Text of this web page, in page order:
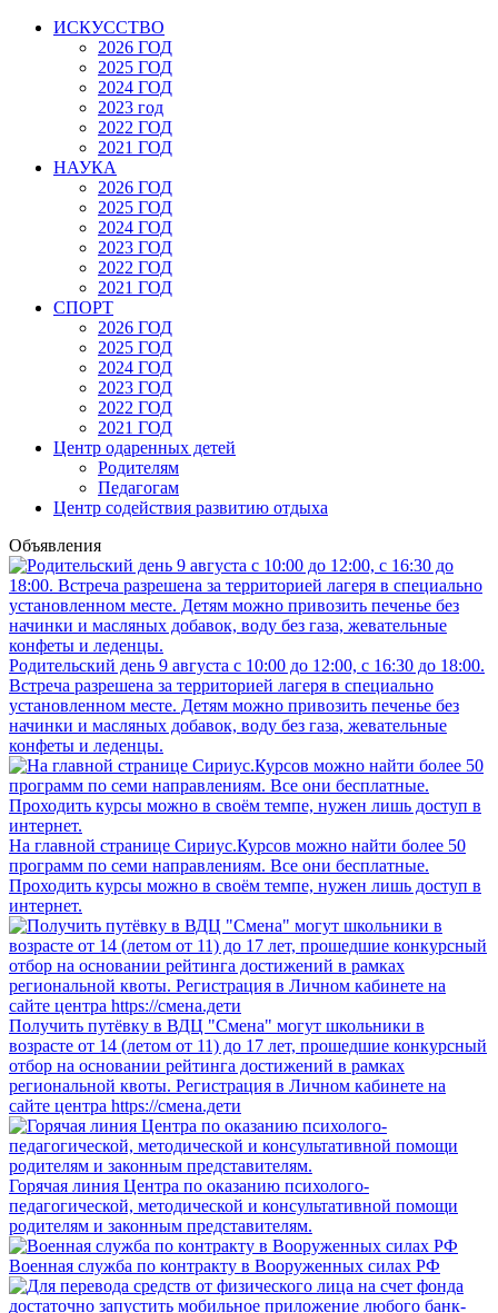
ИСКУССТВО
2026 ГОД
2025 ГОД
2024 ГОД
2023 год
2022 ГОД
2021 ГОД
НАУКА
2026 ГОД
2025 ГОД
2024 ГОД
2023 ГОД
2022 ГОД
2021 ГОД
СПОРТ
2026 ГОД
2025 ГОД
2024 ГОД
2023 ГОД
2022 ГОД
2021 ГОД
Центр одаренных детей
Родителям
Педагогам
Центр содействия развитию отдыха
Объявления
Родительский день 9 августа с 10:00 до 12:00, с 16:30 до 18:00.
Встреча разрешена за территорией лагеря в специально
установленном месте. Детям можно привозить печенье без
начинки и масляных добавок, воду без газа, жевательные
конфеты и леденцы.
На главной странице Сириус.Курсов можно найти более 50
программ по семи направлениям. Все они бесплатные.
Проходить курсы можно в своём темпе, нужен лишь доступ в
интернет.
Получить путёвку в ВДЦ "Смена" могут школьники в
возрасте от 14 (летом от 11) до 17 лет, прошедшие конкурсный
отбор на основании рейтинга достижений в рамках
региональной квоты. Регистрация в Личном кабинете на
сайте центра https://смена.дети
Горячая линия Центра по оказанию психолого-
педагогической, методической и консультативной помощи
родителям и законным представителям.
Военная служба по контракту в Вооруженных силах РФ